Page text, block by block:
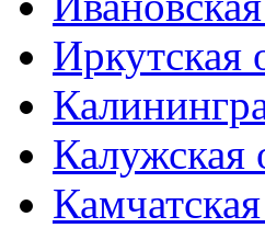
Иркутская
Калужская